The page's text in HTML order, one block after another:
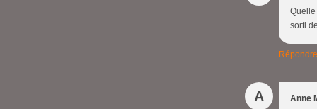
sorti
Répondre
A
Anne